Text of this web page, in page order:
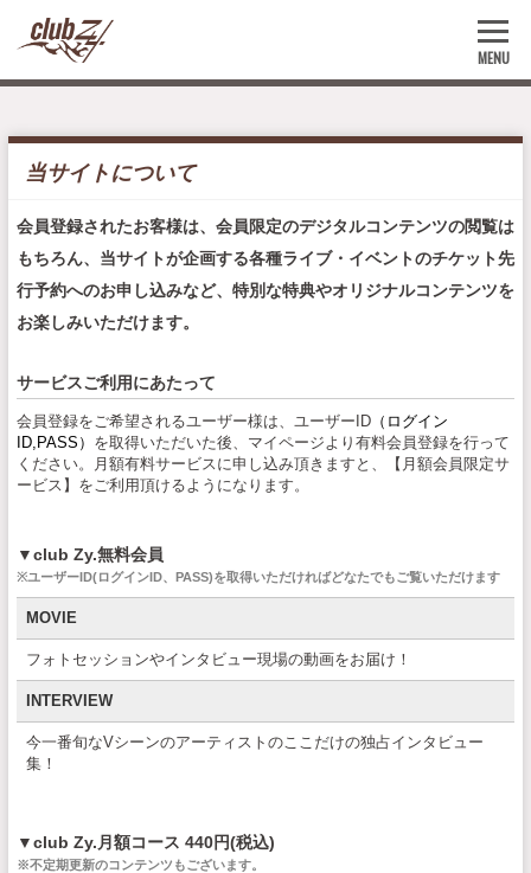
MENU
当サイトについて
会員登録されたお客様は、会員限定のデジタルコンテンツの閲覧は
もちろん、当サイトが企画する各種ライブ・イベントのチケット先
行予約へのお申し込みなど、特別な特典やオリジナルコンテンツを
お楽しみいただけます。
サービスご利用にあたって
会員登録をご希望されるユーザー様は、ユーザーID （ログイン
ID,PASS ） を取得いただいた後、マイページより有料会員登録を行って
ください。月額有料サービスに申し込み頂きますと、【月額会員限定サ
ービス】をご利用頂けるようになります。
▼club Zy.無料会員
※ユーザーID(ログインID、PASS)を取得いただければどなたでもご覧いただけます
MOVIE
フォトセッションやインタビュー現場の動画をお届け！
INTERVIEW
今一番旬なVシーンのアーティストのここだけの独占インタビュー
集！
▼club Zy. 月額コース 440円(税込)
※不定期更新のコンテンツもございます。